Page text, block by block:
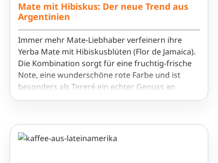
Mate mit Hibiskus: Der neue Trend aus
Argentinien
Immer mehr Mate-Liebhaber verfeinern ihre
Yerba Mate mit Hibiskusblüten (Flor de Jamaica).
Die Kombination sorgt für eine fruchtig-frische
Note, eine wunderschöne rote Farbe und ist
besonders als Tereré ein echter Genuss an
warmen Tagen.